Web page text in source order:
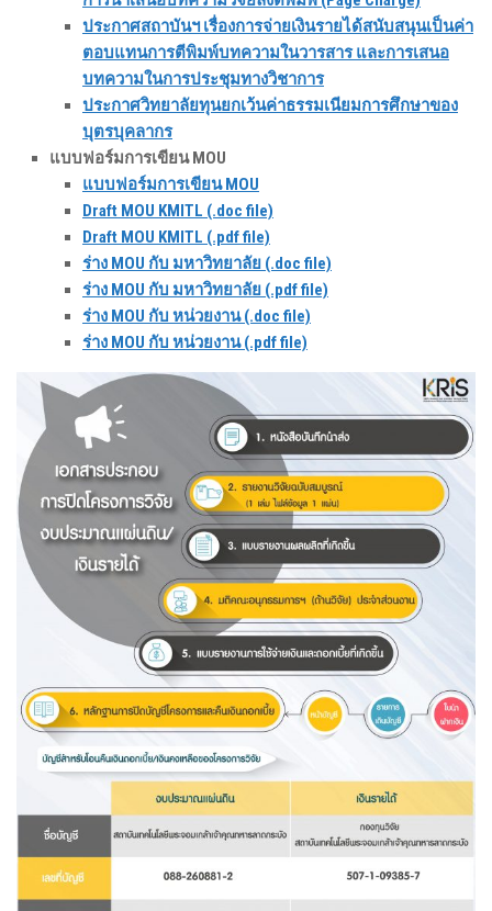
ประกาศสถาบันฯ เรื่องการจ่ายเงินรายได้สนับสนุนเป็นค่า
ตอบแทนการตีพิมพ์บทความในวารสาร และการเสนอ
บทความในการประชุมทางวิชาการ
ประกาศวิทยาลัยทุนยกเว้นค่าธรรมเนียมการศึกษาของ
บุตรบุคลากร
แบบฟอร์มการเขียน MOU
แบบฟอร์มการเขียน MOU
Draft MOU KMITL (.doc file)
Draft MOU KMITL (.pdf file)
ร่าง MOU กับ มหาวิทยาลัย (.doc file)
ร่าง MOU กับ มหาวิทยาลัย (.pdf file)
ร่าง MOU กับ หน่วยงาน (.doc file)
ร่าง MOU กับ หน่วยงาน (.pdf file)